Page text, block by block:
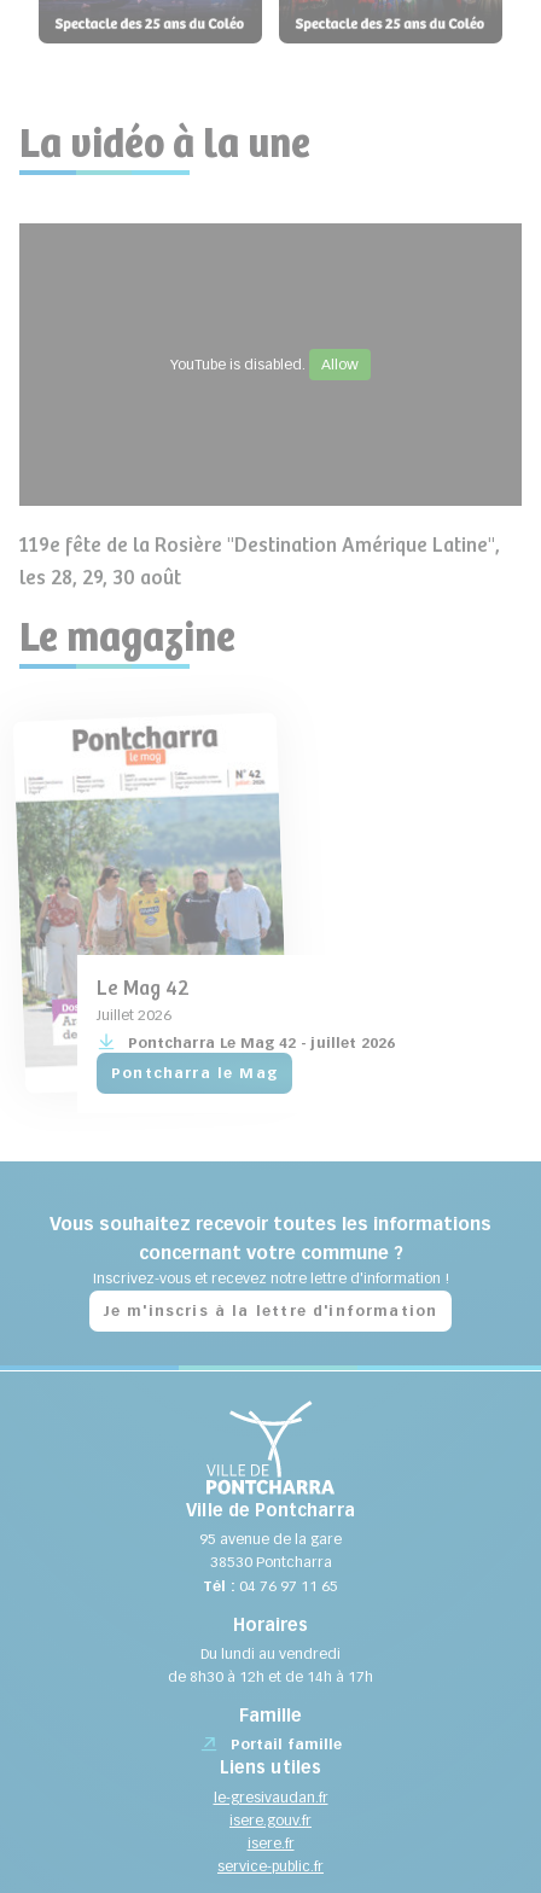
La vidéo à la une
YouTube is disabled. Allow
119e fête de la Rosière "Destination Amérique Latine",
les 28, 29, 30 août
Le magazine
Le Mag 42
Juillet 2026
Pontcharra Le Mag 42 - juillet 2026
Pontcharra le Mag
Inscription à la newsletter
Vous souhaitez recevoir toutes les informations
concernant votre commune ?
Inscrivez-vous et recevez notre lettre d'information !
Je m'inscris à la lettre d'information
Ville de Pontcharra
95 avenue de la gare
38530 Pontcharra
Tél : 04 76 97 11 65
Horaires
Du lundi au vendredi
de 8h30 à 12h et de 14h à 17h
Famille
Portail famille
Liens utiles
le-gresivaudan.fr
isere.gouv.fr
isere.fr
service-public.fr